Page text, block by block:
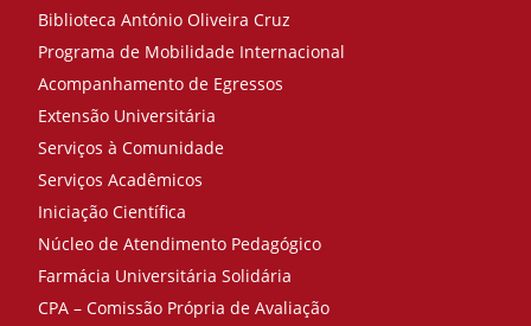
Biblioteca António Oliveira Cruz
Programa de Mobilidade Internacional
Acompanhamento de Egressos
Extensão Universitária
Serviços à Comunidade
Serviços Acadêmicos
Iniciação Científica
Núcleo de Atendimento Pedagógico
Farmácia Universitária Solidária
CPA – Comissão Própria de Avaliação